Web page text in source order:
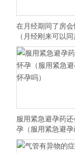
在月经期同了房
（月经刚来可以同
服用紧急避孕药
孕（服用紧急避
孕吗）